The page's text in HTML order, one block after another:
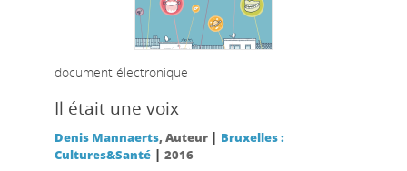
document électronique
Il était une voix
Denis Mannaerts, Auteur | Bruxelles :
Cultures&Santé| 2016